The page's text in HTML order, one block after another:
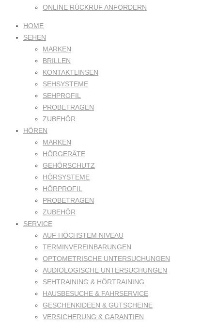
ONLINE RÜCKRUF ANFORDERN
HOME
SEHEN
MARKEN
BRILLEN
KONTAKTLINSEN
SEHSYSTEME
SEHPROFIL
PROBETRAGEN
ZUBEHÖR
HÖREN
MARKEN
HÖRGERÄTE
GEHÖRSCHUTZ
HÖRSYSTEME
HÖRPROFIL
PROBETRAGEN
ZUBEHÖR
SERVICE
AUF HÖCHSTEM NIVEAU
TERMINVEREINBARUNGEN
OPTOMETRISCHE UNTERSUCHUNGEN
AUDIOLOGISCHE UNTERSUCHUNGEN
SEHTRAINING & HÖRTRAINING
HAUSBESUCHE & FAHRSERVICE
GESCHENKIDEEN & GUTSCHEINE
VERSICHERUNG & GARANTIEN